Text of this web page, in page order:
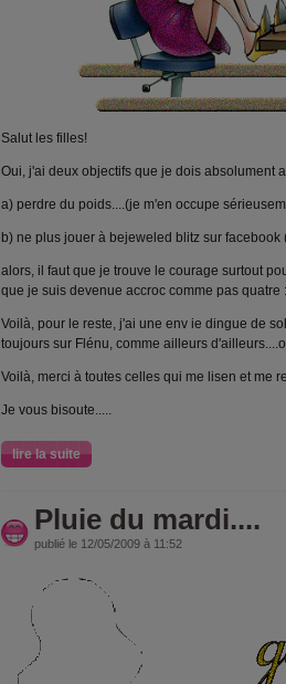
Salut les filles!
Oui, j'ai deux objectifs que je dois absolument
a) perdre du poids....(je m'en occupe
b) ne plus jouer à bejeweled blitz sur
alors, il faut que je trouve le courage surtout
que je suis devenue accroc comme pas quatre
Voilà, pour le reste, j'ai une env ie dingue de
toujours sur Flénu, comme ailleurs
Voilà, merci à toutes celles qui me lisen et me
Je vous bisoute.....
lire la suite
Pluie du mardi....
publié le 12/05/2009 à 11:52